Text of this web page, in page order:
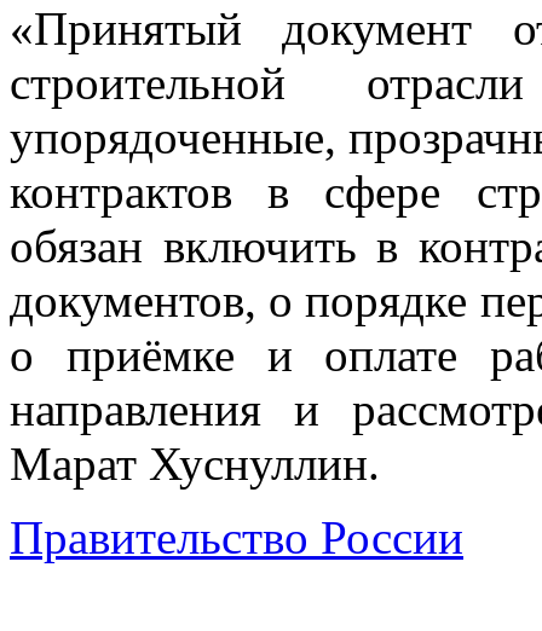
«Принятый документ
строительной
упорядоченные,
контрактов в сфере
обязан включить в
документов, о порядке
о приёмке и оплате
направления и
Марат Хуснуллин.
Правительство России